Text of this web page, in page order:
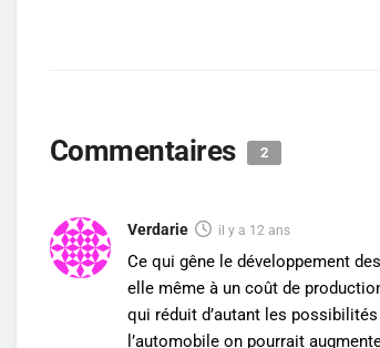
Commentaires 2
Verdarie il y a 12 ans
Ce qui gêne le développement
elle même à un coût de
qui réduit d’autant les
l’automobile on pourrait